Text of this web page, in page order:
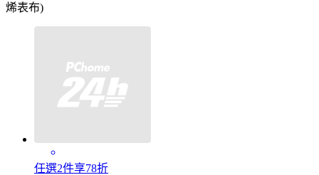
烯表布)
任選2件享78折